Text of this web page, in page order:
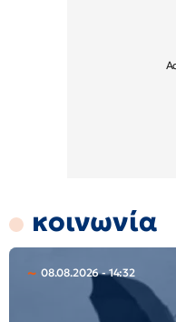
κοινωνία
08.08.2026 - 14:32